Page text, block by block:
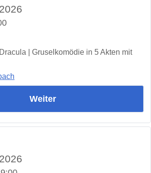
| Gruselkomödie in 5 Akten mit
Weiter